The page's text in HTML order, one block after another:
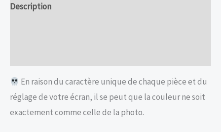
Description
En raison du caractère unique de chaque pièce et du
réglage de votre écran, il se peut que la couleur ne soit
exactement comme celle de la photo.